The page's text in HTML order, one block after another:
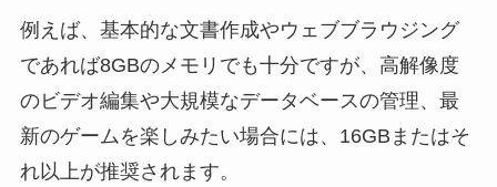
例えば、基本的な文書作成やウェブブラウジング
であれば8GBのメモリでも十分ですが、高解像度
のビデオ編集や大規模なデータベースの管理、最
新のゲームを楽しみたい場合には、16GBまたはそ
れ以上が推奨されます。